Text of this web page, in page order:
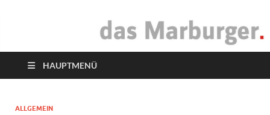
das Marburger.
HAUPTMENÜ
ALLGEMEIN